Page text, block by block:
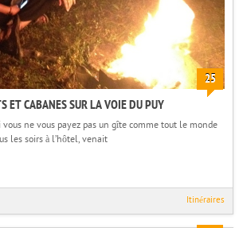
25
ET CABANES SUR LA VOIE DU PUY
vous ne vous payez pas un gîte comme tout le monde
les soirs à l’hôtel, venait
Itinéraires